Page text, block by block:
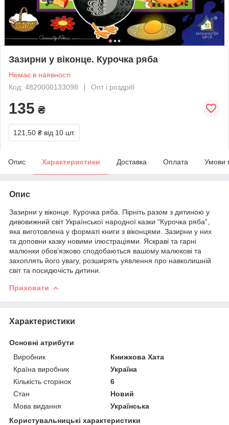
Зазирни у віконце. Курочка ряба
Немає в наявності
Код: 4820000133098
Опт і роздріб
135 ₴
121,50 ₴ від 10 шт.
Опис Характеристики Доставка Оплата Умови
Опис
Зазирни у віконце. Курочка ряба. Пірніть разом з дитиною у
дивовижний світ Української народної казки “Курочка ряба”,
яка виготовлена у форматі книги з віконцями. Зазирни у них
та доповни казку новими ілюстраціями. Яскраві та гарні
малюнки обов’язково сподобаються вашому малюкові та
захоплять його увагу, розширять уявлення про навколишній
світ та посидючість дитини.
Приховати
Характеристики
Основні атрибути
Виробник
Книжкова Хата
Країна виробник
Україна
Кількість сторінок
6
Стан
Новий
Мова видання
Українська
Користувальницькі характеристики